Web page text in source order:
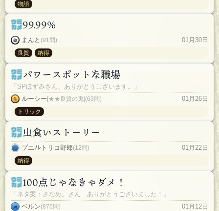
物語
99.99%
まんと (91問) 01月30日
良質 納得
パワースポットな職場
「SPほずみさん、ありがとうございます。」
ルーシー[★★良質の鬼](63問) 01月26日
トリック
虫食いストーリー
プエﾉﾚトリコ野郎(12問) 01月22日
納得
100点じゃなきゃダメ！
「ネタ案：さなめ。さん ありがとうございました！」
ベルン(876問) 01月12日